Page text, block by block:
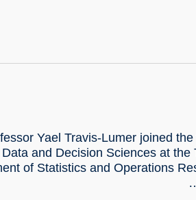
Yael Travis-Lumer joined
and Decision Sciences at
of Statistics and Operations